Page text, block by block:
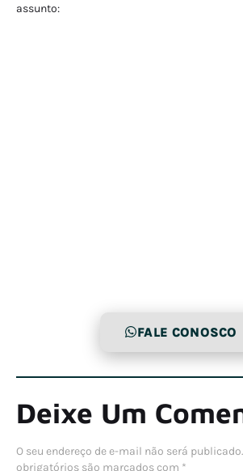
assunto:
FALE CONOSCO
Deixe Um
O seu endereço de e-mail não será publicado.
obrigatórios são marcados com *